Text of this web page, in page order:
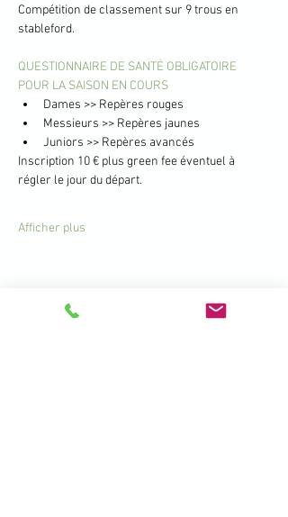
Compétition de classement sur 9 trous en
stableford.
QUESTIONNAIRE DE SANTÉ OBLIGATOIRE
POUR LA SAISON EN COURS
Dames >> Repères rouges
Messieurs >> Repères jaunes
Juniors >> Repères avancés
Inscription 10 € plus green fee éventuel à
régler le jour du départ.
Afficher plus